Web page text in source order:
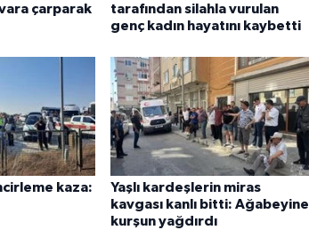
çarparak
tarafından silahla vurulan
genç kadın hayatını kaybetti
kaza:
Yaşlı kardeşlerin miras
kavgası kanlı bitti: Ağabeyine
kurşun yağdırdı